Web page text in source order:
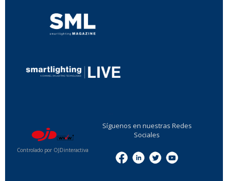
Controlado por OJDinteractiva
Síguenos en nuestras Redes
Sociales